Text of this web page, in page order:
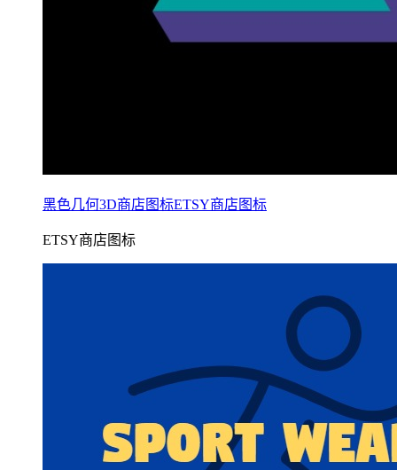
黑色几何3D商店图标ETSY商店图标
ETSY商店图标